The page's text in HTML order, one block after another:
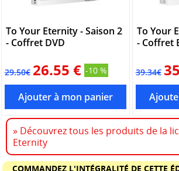
To Your Eternity - Saison 2
- Coffret DVD
29.50€ 26.55 € -10 %
To Your
- Coffret
39.34€
» Découvrez tous les produits de la
Eternity
COMMANDEZ L'INTÉGRALITÉ DE CETTE